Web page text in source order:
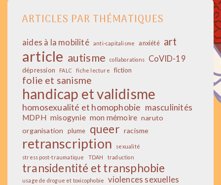
ARTICLES PAR THÉMATIQUES
aides à la mobilité anti-capitalisme anxiété art
article autisme collaborations CoVID-19
dépression FALC fiche lecture fiction
folie et sanisme
handicap et validisme
homosexualité et homophobie masculinités
MDPH misogynie mon mémoire naruto
organisation
plume queer racisme
retranscription
sexualité
stress post-traumatique
TDAH traduction
transidentité et transphobie
usage de drogue et toxicophobie violences sexuelles